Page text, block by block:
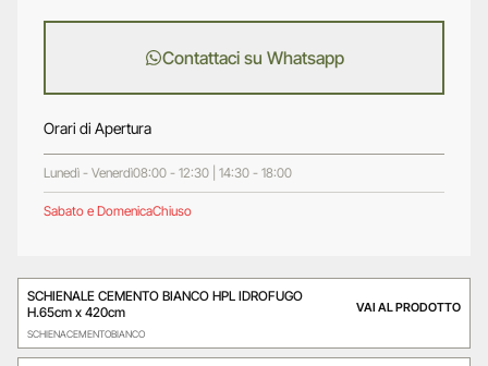
Contattaci su Whatsapp
Orari di Apertura
Lunedì - Venerdì08:00 - 12:30 | 14:30 - 18:00
Sabato e DomenicaChiuso
SCHIENALE CEMENTO BIANCO HPL IDROFUGO
H.65cm x 420cm
SCHIENACEMENTOBIANCO
VAI AL PRODOTTO